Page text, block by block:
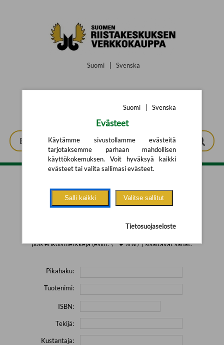
Suomi Svenska
Tarkennettu haku
pois erikoismerkkejä (esim. \' " # % & / ) sisältävät sanat.
Pikahaku:
Tuotenimi:
ISBN:
Tekijä:
Kustantaja:
Suomi Svenska
Evästeet
Käytämme sivustollamme evästeitä
tarjotaksemme parhaan mahdollisen
käyttökokemuksen. Voit hyväksyä kaikki
evästeet tai valita sallimasi evästeet.
Salli kaikki Valitse sallitut
Tietosuojaseloste